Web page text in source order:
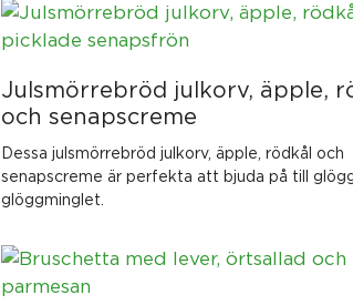
Julsmörrebröd julkorv, äpple,
och senapscreme
Dessa julsmörrebröd julkorv, äpple, rödkål och
senapscreme är perfekta att bjuda på till
glöggminglet.